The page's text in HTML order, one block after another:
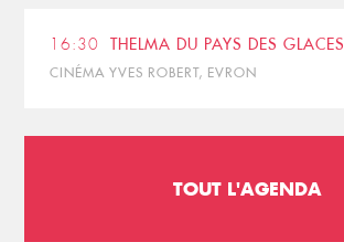
16:30 THELMA DU PAYS DES GLACES
CINÉMA YVES ROBERT, EVRON
TOUT L'AGENDA